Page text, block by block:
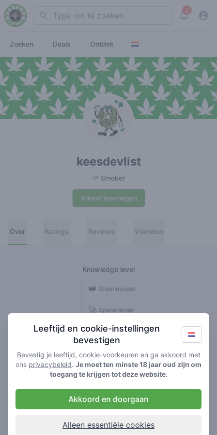
Search 2
View
Zoeken Deals Ontdek
keesdevlist
🌱 Smoker
Vriend toevoegen
Over Ratings Reviews Vrienden
Knowledge level
🍃 Smoker
🌱 Roller
🥦 Stoner
🚀 Spaceranger
👑 Greenmeister
Reviews
Leeftijd en cookie-instellingen
bevestigen
Bevestig je leeftijd, cookie-voorkeuren en ga akkoord met
ons privacybeleid. Je moet ten minste 18 jaar oud zijn om
toegang te krijgen tot deze website.
Akkoord en doorgaan
Alleen essentiële cookies